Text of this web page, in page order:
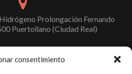
consentimiento
Prolongación Fernando
Puertollano (Ciudad Real)